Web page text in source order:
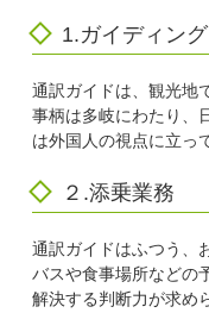
1.ガイディング
通訳ガイドは、観光地
事柄は多岐にわたり、
は外国人の視点に立っ
２.添乗業務
通訳ガイドはふつう、
バスや食事場所などの
解決する判断力が求め